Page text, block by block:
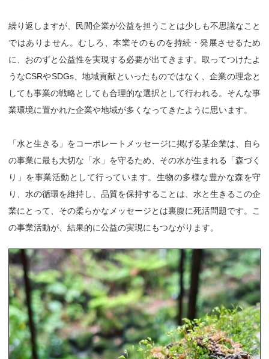
繰り返しますが、民間企業が公益を担うことは少しも不思議なこと
ではありません。むしろ、本業そのものを持続・発展させるため
に、おのずと公益性を実現する必要が出てきます。取ってつけたよ
うなCSRやSDGs、地域貢献といったものではなく、企業の理念と
しても事業の戦略としても合理的な選択として行われる。そんな事
業環境に置かれた企業や地域が多くなってきたように思います。
「水と生きる」をコーポレートメッセージに掲げる某企業は、自ら
の事業に最も大切な「水」を守るため、その水が生まれる「森づく
り」を事業活動として行っています。生物の多様な豊かな森を守
り、水の循環を維持し、品質を保持することは、水と生きるこの企
業にとって、その柔らかなメッセージとは裏腹に死活問題です。こ
の事業活動が、結果的に公益の実現にもつながります。